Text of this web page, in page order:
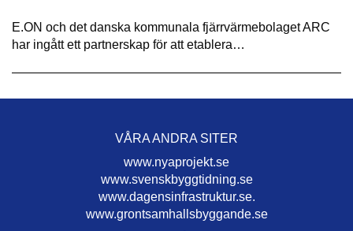
E.ON och det danska kommunala fjärrvärmebolaget ARC
har ingått ett partnerskap för att etablera…
VÅRA ANDRA SITER
www.nyaprojekt.se
www.svenskbyggtidning.se
www.dagensinfrastruktur.se.
www.grontsamhallsbyggande.se